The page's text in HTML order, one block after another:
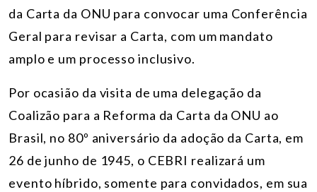
da Carta da ONU para convocar uma Conferência
Geral para revisar a Carta, com um mandato
amplo e um processo inclusivo.
Por ocasião da visita de uma delegação da
Coalizão para a Reforma da Carta da ONU ao
Brasil, no 80º aniversário da adoção da Carta, em
26 de junho de 1945, o CEBRI realizará um
evento híbrido, somente para convidados, em sua